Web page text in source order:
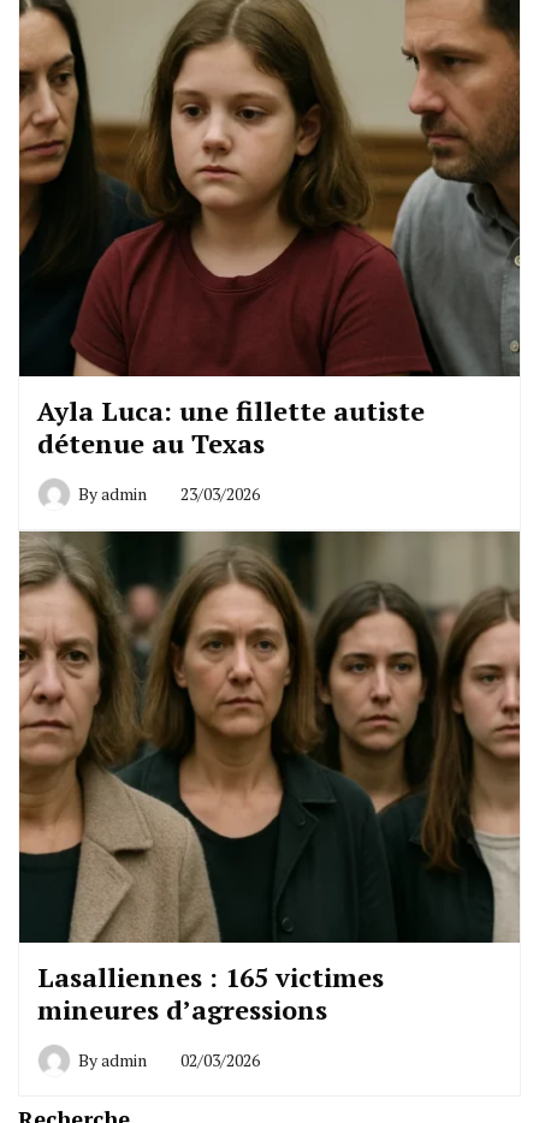
Ayla Luca: une fillette autiste
détenue au Texas
Byadmin 23/03/2026
Lasalliennes : 165 victimes
mineures d’agressions
Byadmin 02/03/2026